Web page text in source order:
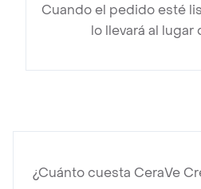
Cuando el pedido esté
lo llevará al lugar
¿Cuánto cuesta CeraVe